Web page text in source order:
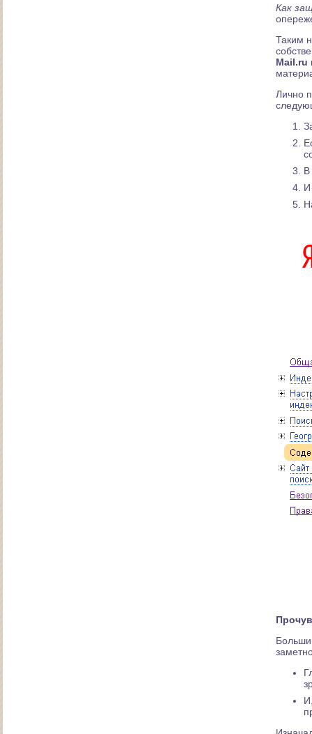
Как
Таким
Mail.ru
Лично
В
И